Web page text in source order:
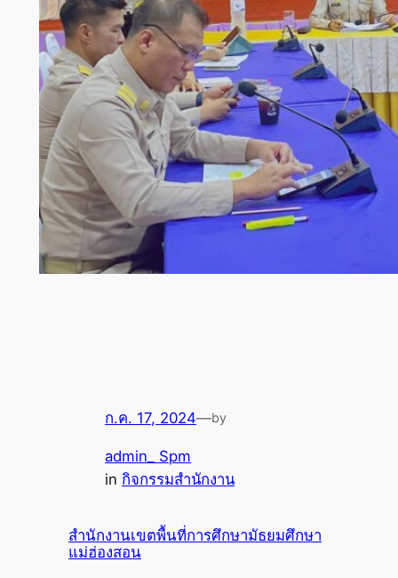
ก.ค. 17, 2024—by
admin_ Spm
in กิจกรรมสำนักงาน
สำนักงานเขตพื้นที่การศึกษามัธยมศึกษา
แม่ฮ่องสอน